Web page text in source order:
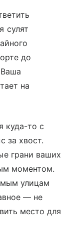
сулят
до
на
куда-то с
за хвост.
грани ваших
моментом.
улицам
— не
место для